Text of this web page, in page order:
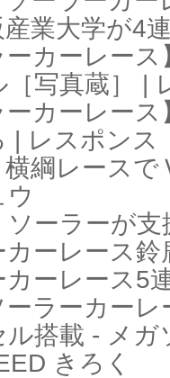
業大学が4
ーカーレー
［写真蔵］ |
ーカーレー
| レスポンス
横綱レース
ウ
ソーラーが
カーレース
カーレース5
ラーカー
ル搭載 - メ
きろく